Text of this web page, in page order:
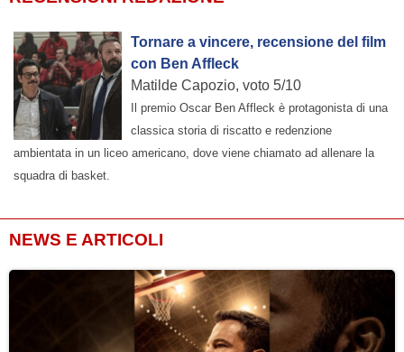
Tornare a vincere, recensione del film
con Ben Affleck
Matilde Capozio, voto 5/10
Il premio Oscar Ben Affleck è protagonista di una
classica storia di riscatto e redenzione
ambientata in un liceo americano, dove viene chiamato ad allenare la
squadra di basket.
NEWS E ARTICOLI